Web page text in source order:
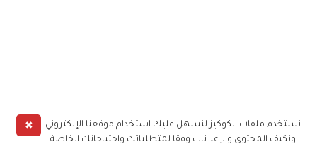
✖
نستخدم ملفات الكوكيز لنسهل عليك استخدام موقعنا الإلكتروني
ونكيف المحتوى والإعلانات وفقا لمتطلباتك واحتياجاتك الخاصة